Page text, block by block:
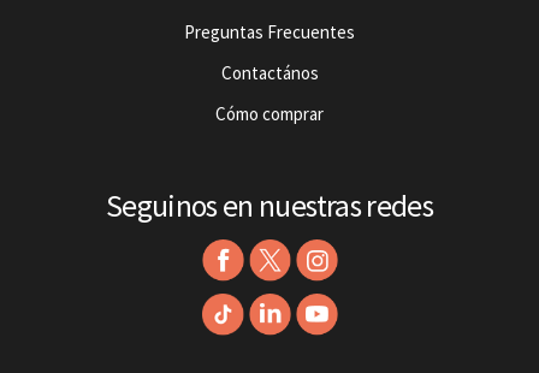
Preguntas Frecuentes
Contactános
Cómo comprar
Seguinos en nuestras redes